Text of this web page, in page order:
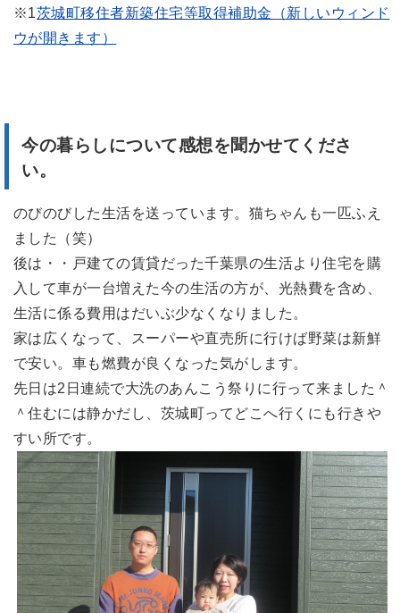
※1茨城町移住者新築住宅等取得補助金（新しいウィンド
ウが開きます）
今の暮らしについて感想を聞かせてくださ
い。
のびのびした生活を送っています。猫ちゃんも一匹ふえ
ました（笑）
後は・・戸建ての賃貸だった千葉県の生活より住宅を購
入して車が一台増えた今の生活の方が、光熱費を含め、
生活に係る費用はだいぶ少なくなりました。
家は広くなって、スーパーや直売所に行けば野菜は新鮮
で安い。車も燃費が良くなった気がします。
先日は2日連続で大洗のあんこう祭りに行って来ました＾
＾住むには静かだし、茨城町ってどこへ行くにも行きや
すい所です。